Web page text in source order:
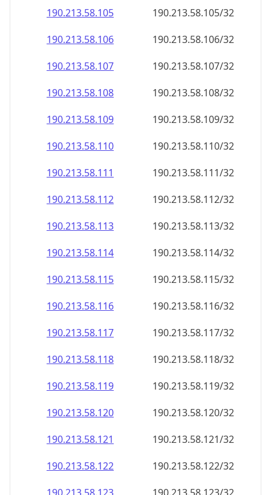
190.213.58.105
190.213.58.105/32
190.213.58.106
190.213.58.106/32
190.213.58.107
190.213.58.107/32
190.213.58.108
190.213.58.108/32
190.213.58.109
190.213.58.109/32
190.213.58.110
190.213.58.110/32
190.213.58.111
190.213.58.111/32
190.213.58.112
190.213.58.112/32
190.213.58.113
190.213.58.113/32
190.213.58.114
190.213.58.114/32
190.213.58.115
190.213.58.115/32
190.213.58.116
190.213.58.116/32
190.213.58.117
190.213.58.117/32
190.213.58.118
190.213.58.118/32
190.213.58.119
190.213.58.119/32
190.213.58.120
190.213.58.120/32
190.213.58.121
190.213.58.121/32
190.213.58.122
190.213.58.122/32